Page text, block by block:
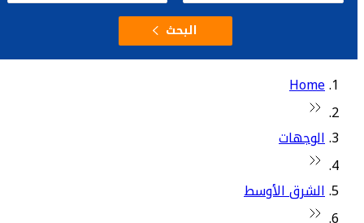
البحث
Home
الوجهات
الشرق الأوسط